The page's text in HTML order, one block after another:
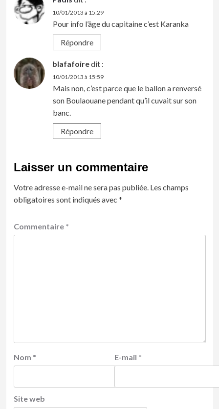
10/01/2013 à 15:29
Pour info l’âge du capitaine c’est Karanka
Répondre
blafafoiredit :
10/01/2013 à 15:59
Mais non, c’est parce que le ballon a renversé
son Boulaouane pendant qu’il cuvait sur son
banc.
Répondre
Laisser un commentaire
Votre adresse e-mail ne sera pas publiée. Les champs
obligatoires sont indiqués avec *
Commentaire *
Nom * E-mail *
Site web